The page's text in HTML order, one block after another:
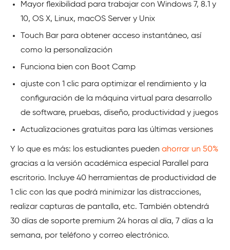
Mayor flexibilidad para trabajar con Windows 7, 8.1 y
10, OS X, Linux, macOS Server y Unix
Touch Bar para obtener acceso instantáneo, así
como la personalización
Funciona bien con Boot Camp
ajuste con 1 clic para optimizar el rendimiento y la
configuración de la máquina virtual para desarrollo
de software, pruebas, diseño, productividad y juegos
Actualizaciones gratuitas para las últimas versiones
Y lo que es más: los estudiantes pueden ahorrar un 50%
gracias a la versión académica especial Parallel para
escritorio. Incluye 40 herramientas de productividad de
1 clic con las que podrá minimizar las distracciones,
realizar capturas de pantalla, etc. También obtendrá
30 días de soporte premium 24 horas al día, 7 días a la
semana, por teléfono y correo electrónico.